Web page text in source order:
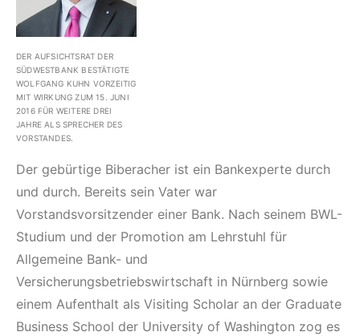
DER AUFSICHTSRAT DER
SÜDWESTBANK BESTÄTIGTE
WOLFGANG KUHN VORZEITIG
MIT WIRKUNG ZUM 15. JUNI
2016 FÜR WEITERE DREI
JAHRE ALS SPRECHER DES
VORSTANDES.
Der gebürtige Biberacher ist ein Bankexperte durch
und durch. Bereits sein Vater war
Vorstandsvorsitzender einer Bank. Nach seinem BWL-
Studium und der Promotion am Lehrstuhl für
Allgemeine Bank- und
Versicherungsbetriebswirtschaft in Nürnberg sowie
einem Aufenthalt als Visiting Scholar an der Graduate
Business School der University of Washington zog es